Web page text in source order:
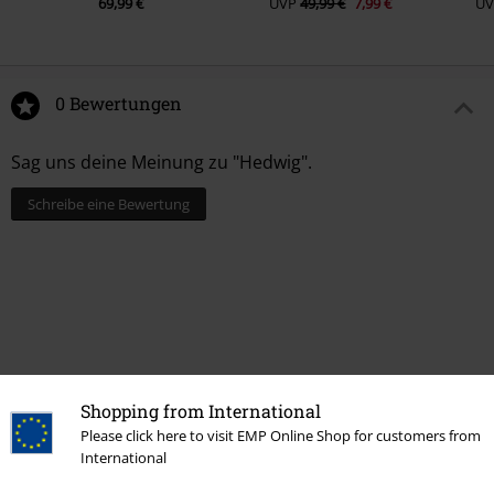
Shopping from International
Please click here to visit EMP Online Shop for customers from
International
0 Bewertungen
Sag uns deine Meinung zu "Hedwig".
Schreibe eine Bewertung